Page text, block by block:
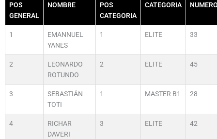
POS
GENERAL
NOMBRE
POS
CATEGORIA
CATEGORIA
1
EMANNUEL
YANES
1 ELITE 33
2
LEONARDO
ROTUNDO
2 ELITE 45
3
SEBASTIÁN
TOTI
1 MASTER B1 28
4
RICHAR
DAVERI
3 ELITE 42